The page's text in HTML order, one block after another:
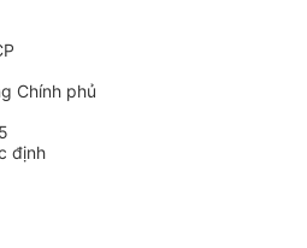
Chính phủ
định